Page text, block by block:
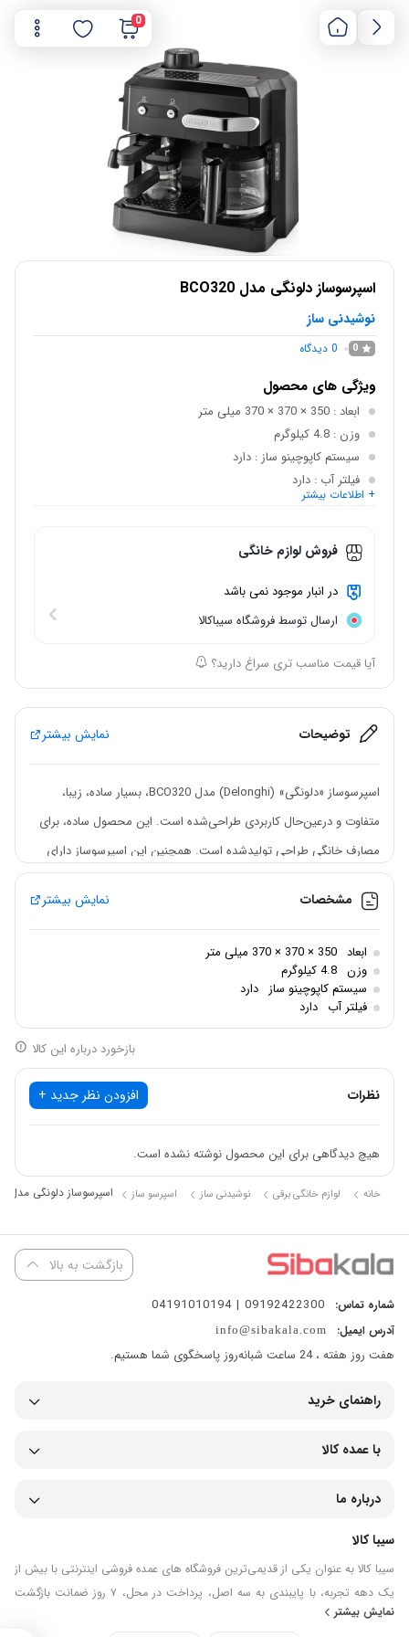
0
اسپرسوساز دلونگی مدل BCO320
نوشیدنی ساز
0
0 دیدگاه
ویژگی های محصول
ابعاد: 350 × 370 × 370 میلی متر
وزن : 4.8 کیلوگرم
سیستم کاپوچینو ساز : دارد
فیلتر آب : دارد
توان: 1700 وات
+ اطلاعات بیشتر
فروش لوازم خانگی
در انبار موجود نمی باشد
ارسال توسط فروشگاه سیباکالا
آیا قیمت مناسب تری سراغ دارید؟
توضیحات نمایش بیشتر
اسپرسوساز «دلونگی» (Delonghi) مدل BCO320، بسیار ساده، زیبا،
متفاوت و درعین‌حال کاربردی طراحی‌شده است. این محصول ساده، برای
مصارف خانگی طراحی تولیدشده است. همچنین این اسپرسوساز دارای
از دیگر مزیت‌های این دستگاه می‌توان به قابلیت درست کردن قهوه
که صفحه گرم نگه‌دارنده این محصول، می‌توان تا مدت زیادی، قهوه
فرانسه شمارا گرم نگه دارد. در نظر داشته باشید که دلونگی، یک شرکت
ایتالیایی است که بیش از 100 سال قدمت دارد. این شرکت در زمینه‌های
مختلفی ازجمله لوازم‌خانگی برقی از مثل غذاساز، مایکروویو، مخلوط‌کن و
غیره، فعالیت‌های گسترده‌ای را در سراسر جهان انجام می‌دهد. همچنین
کیفیت ساخت محصولات این شرکت بیش‌ازپیش، تضمین‌شده
مشخصات نمایش بیشتر
ابعاد 350 × 370 × 370 میلی متر
وزن 4.8 کیلوگرم
سیستم کاپوچینو ساز دارد
فیلتر آب دارد
بازخورد درباره این کالا
نظرات افزودن نظر جدید +
هیچ دیدگاهی برای این محصول نوشته نشده است.
خانه لوازم خانگی برقی نوشیدنی ساز اسپرسو ساز اسپرسوساز دلونگی مدل BCO320
بازگشت به بالا
شماره تماس: 09192422300 | 04191010194
آدرس ایمیل: info@sibakala.com
هفت روز هفته ، 24 ساعت شبانه‌روز پاسخگوی شما هستیم.
راهنمای خرید
با عمده کالا
درباره ما
سیبا کالا
سیبا کالا به عنوان یکی از قدیمی‌ترین فروشگاه های عمده فروشی اینترنتی با بیش از
یک دهه تجربه، با پایبندی به سه اصل، پرداخت در محل، ۷ روز ضمانت بازگشت
کالا و تضمین اصل‌بودن کالا موفق شده تا همگام با فروشگاه‌های معتبر جهان، به
نمایش بیشتر